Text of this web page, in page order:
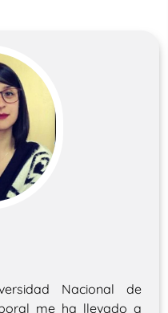
Nacional de
me ha llevado a